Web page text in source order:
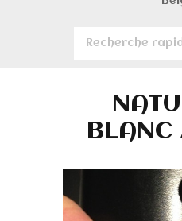
BLANC